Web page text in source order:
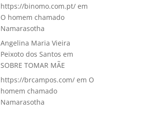
https://binomo.com.pt/ em
O homem chamado
Namarasotha
Angelina Maria Vieira
Peixoto dos Santos em
SOBRE TOMAR MÃE
https://brcampos.com/ em O
homem chamado
Namarasotha